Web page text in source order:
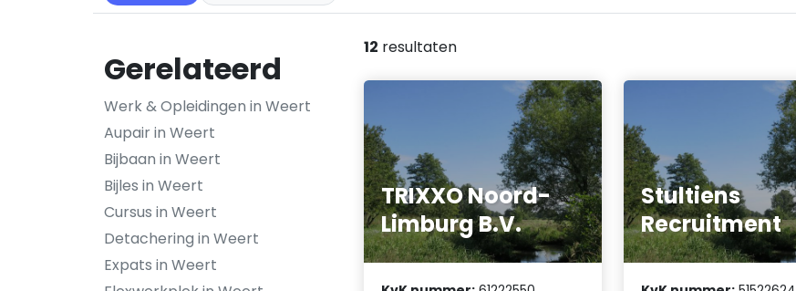
Gerelateerd
Werk & Opleidingen in Weert
Aupair in Weert
Bijbaan in Weert
Bijles in Weert
Cursus in Weert
Detachering in Weert
Expats in Weert
12 resultaten
TRIXXO Noord-
Limburg B.V.
Stultiens
Recruitment